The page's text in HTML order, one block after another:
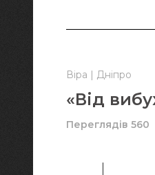
Віра | Дніпро
«Від
Переглядів 560